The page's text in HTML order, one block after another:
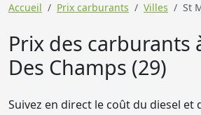
Accueil Prix carburants Villes St
Prix des carburants
Des Champs (29)
Suivez en direct le coût du diesel et